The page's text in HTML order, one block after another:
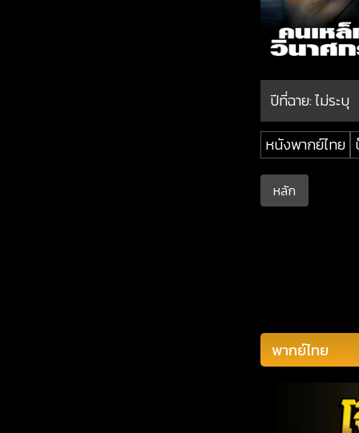
ปีที่ฉาย:ไม่ระบุ
หนังพากย์ไทย
หลัก